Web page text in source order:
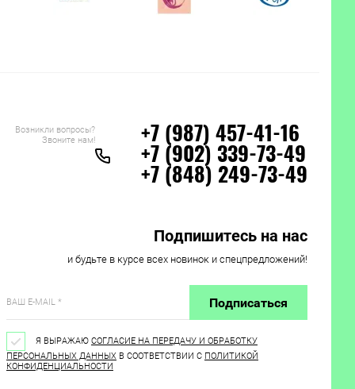
Возникли вопросы?
Звоните нам!
+7 (987) 457-41-16
+7 (902) 339-73-49
+7 (848) 249-73-49
Подпишитесь на нас
и будьте в курсе всех новинок и спецпредложений!
Я ВЫРАЖАЮ СОГЛАСИЕ НА ПЕРЕДАЧУ И ОБРАБОТКУ
ПЕРСОНАЛЬНЫХ ДАННЫХ В СООТВЕТСТВИИ С ПОЛИТИКОЙ
КОНФИДЕНЦИАЛЬНОСТИ
Подписаться